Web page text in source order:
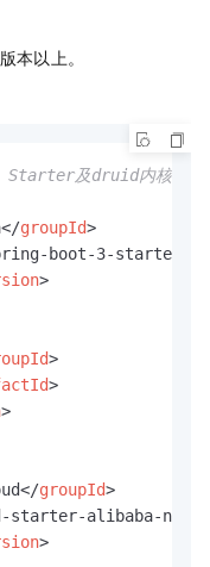
以上。
及druid内核版
</groupId>
boot-3-starter
>
>
>
>
</groupId>
starter-alibaba-
>